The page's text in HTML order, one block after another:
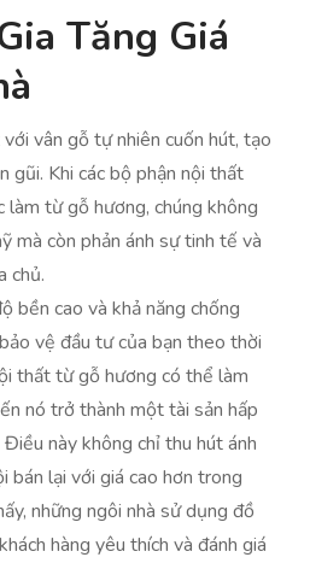
Tăng Giá
vân gỗ tự nhiên cuốn hút, tạo
gũi. Khi các bộ phận nội thất
từ gỗ hương, chúng không
mà còn phản ánh sự tinh tế và
chủ.
bền cao và khả năng chống
vệ đầu tư của bạn theo thời
thất từ gỗ hương có thể làm
nó trở thành một tài sản hấp
này không chỉ thu hút ánh
bán lại với giá cao hơn trong
những ngôi nhà sử dụng đồ
hàng yêu thích và đánh giá